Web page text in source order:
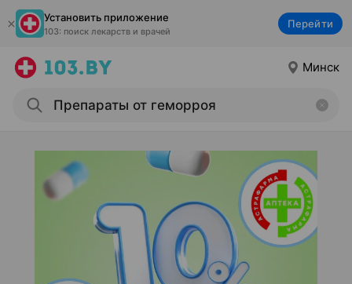
Установить приложение
103: поиск лекарств и врачей
Перейти
Минск